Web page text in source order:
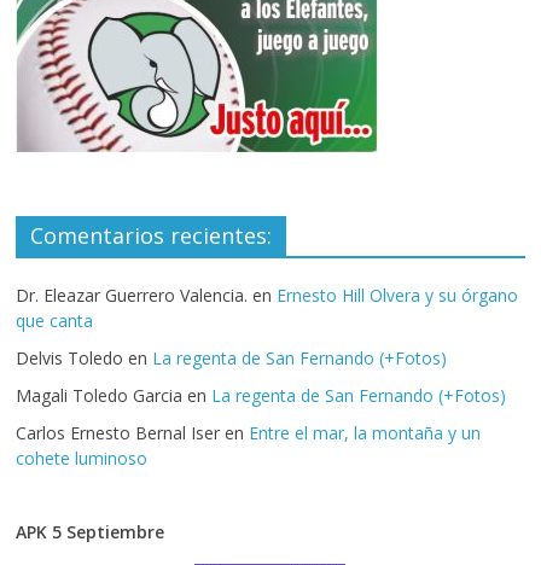
Comentarios recientes:
Dr. Eleazar Guerrero Valencia. en Ernesto Hill Olvera y su órgano
que canta
Delvis Toledo en La regenta de San Fernando (+Fotos)
Magali Toledo Garcia en La regenta de San Fernando (+Fotos)
Carlos Ernesto Bernal Iser en Entre el mar, la montaña y un
cohete luminoso
APK 5 Septiembre